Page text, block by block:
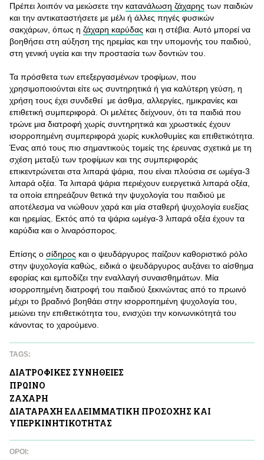
Πρέπει λοιπόν να μειώσετε την κατανάλωση ζάχαρης των παιδιών
και την αντικαταστήσετε με μέλι ή άλλες πηγές φυσικών
σακχάρων, όπως η ζάχαρη καρύδας και η στέβια. Αυτό μπορεί να
βοηθήσει στη αύξηση της ηρεμίας και την υπομονής του παιδιού,
στη γενική υγεία και την προστασία των δοντιών του.
Τα πρόσθετα των επεξεργασμένων τροφίμων, που
χρησιμοποιούνται είτε ως συντηρητικά ή για καλύτερη γεύση, η
χρήση τους έχει συνδεθεί με άσθμα, αλλεργίες, ημικρανίες και
επιθετική συμπεριφορά. Οι μελέτες δείχνουν, ότι τα παιδιά που
τρώνε μια διατροφή χωρίς συντηρητικά και χρωστικές έχουν
ισορροπημένη συμπεριφορά χωρίς κυκλοθυμίες και επιθετικότητα.
Ένας από τους πιο σημαντικούς τομείς της έρευνας σχετικά με τη
σχέση μεταξύ των τροφίμων και της συμπεριφοράς
επικεντρώνεται στα λιπαρά ψάρια, που είναι πλούσια σε ωμέγα-3
λιπαρά οξέα. Τα λιπαρά ψάρια περιέχουν ευεργετικά λιπαρά οξέα,
τα οποία επηρεάζουν θετικά την ψυχολογία του παιδιού με
αποτέλεσμα να νιώθουν χαρά και μία σταθερή ψυχολογία ευεξίας
και ηρεμίας. Εκτός από τα ψάρια ωμέγα-3 λιπαρά οξέα έχουν τα
καρύδια και ο λιναρόσπορος.
Επίσης ο σίδηρος και ο ψευδάργυρος παίζουν καθοριστικό ρόλο
στην ψυχολογία καθώς, ειδικά ο ψευδάργυρος αυξάνει το αίσθημα
εφορίας και εμποδίζει την εναλλαγή συναισθημάτων. Μία
ισορροπημένη διατροφή του παιδιού ξεκινώντας από το πρωινό
μέχρι το βραδινό βοηθάει στην ισορροπημένη ψυχολογία του,
μειώνει την επιθετικότητα του, ενισχύει την κοινωνικότητά του
κάνοντας το χαρούμενο.
TAGS:
ΔΙΑΤΡΟΦΙΚΕΣ ΣΥΝΗΘΕΙΕΣ
ΠΡΩΙΝΟ
ΖAΧΑΡΗ
ΔΙΑΤΑΡΑΧΗ ΕΛΛΕΙΜΜΑΤΙΚΗ ΠΡΟΣΟΧΗΣ ΚΑΙ
ΥΠΕΡΚΙΝΗΤΙΚΟΤΗΤΑΣ
ΌΡΟΙ: